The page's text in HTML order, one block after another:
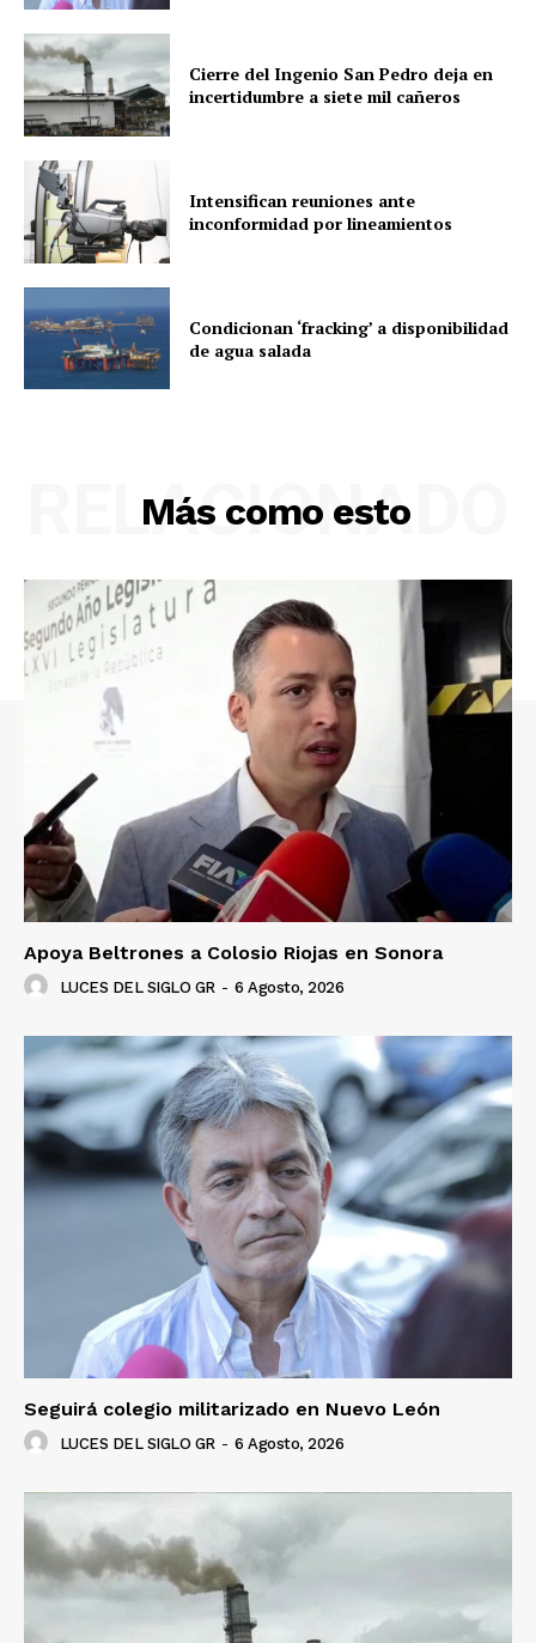
Cierre del Ingenio San Pedro deja en
incertidumbre a siete mil cañeros
Intensifican reuniones ante
inconformidad por lineamientos
Condicionan ‘fracking’ a disponibilidad
de agua salada
Más como esto
RELACIONADO
Apoya Beltrones a Colosio Riojas en Sonora
LUCES DEL SIGLO GR - 6 Agosto, 2026
Seguirá colegio militarizado en Nuevo León
LUCES DEL SIGLO GR - 6 Agosto, 2026